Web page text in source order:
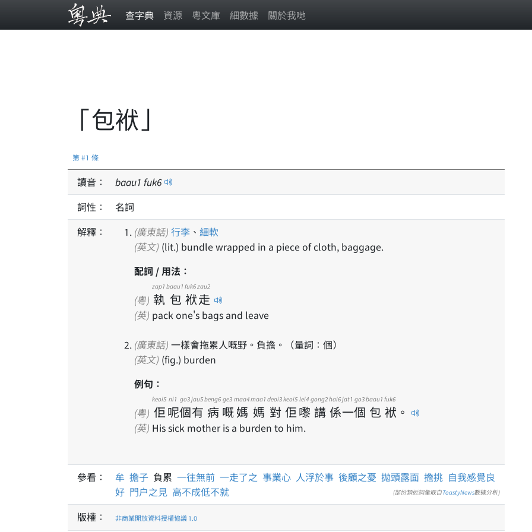
查字典 資源 粵文庫 細數據 關於我哋
「包袱」
第 #1 條
讀音： baau1 fuk6
詞性：
名詞
解釋：
(廣東話) 行李 、 細軟
(英文) (lit.) bundle wrapped in a piece of cloth, baggage.
配詞 / 用法：
(粵) 執
zap1
包
baau1
袱
fuk6
走
zau2
(英) pack one's bags and leave
(廣東話) 一樣會拖累人嘅野。負擔。（量詞：個）
(英文) (fig.) burden
例句：
(粵) 佢
keoi5
呢
ni1
個
go3
有
jau5
病
beng6
嘅
ge3
媽
maa4
媽
maa1
對
deoi3
佢
keoi5
嚟
lei4
講
gong2
係
hai6
一
jat1
個
go3
包
baau1
袱
fuk6
。
(英) His sick mother is a burden to him.
參看： 牟 擔子 負累 一往無前 一走了之 事業心 人浮於事 後顧之憂 拋頭露面 擔挑 自我感覺良
好 門户之見 高不成低不就 (部份類近詞彙取自ToastyNews數據分析)
版權： 非商業開放資料授權協議 1.0